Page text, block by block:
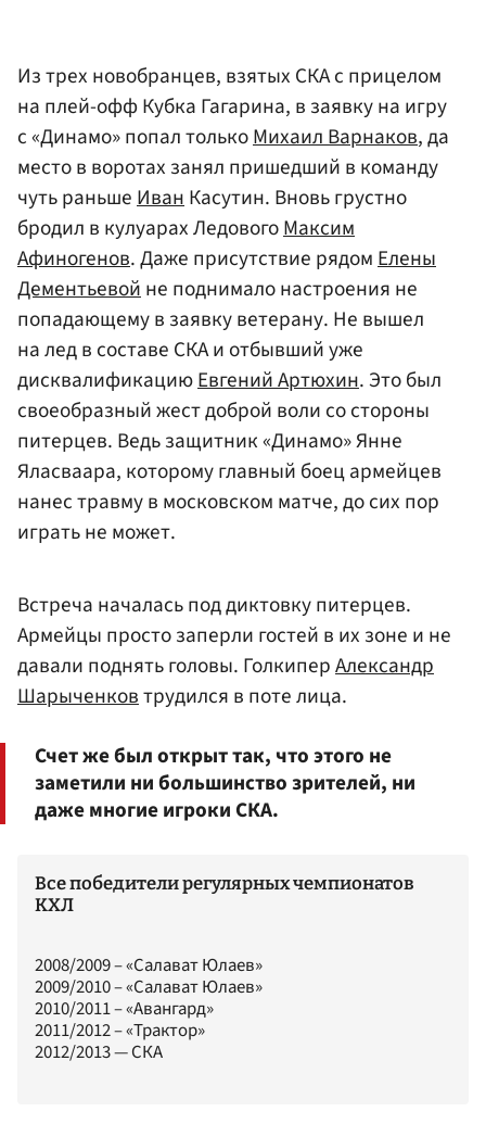
Из трех новобранцев, взятых СКА с прицелом
на плей-офф Кубка Гагарина, в заявку на игру
с «Динамо» попал толькоМихаил Варнаков, да
место в воротах занял пришедший в команду
чуть раньшеИванКасутин. Вновь грустно
бродил в кулуарах ЛедовогоМаксим
Афиногенов. Даже присутствие рядомЕлены
Дементьевойне поднимало настроения не
попадающему в заявку ветерану. Не вышел
на лед в составе СКА и отбывший уже
дисквалификациюЕвгений Артюхин. Это был
своеобразный жест доброй воли со стороны
питерцев. Ведь защитник «Динамо» Янне
Яласваара, которому главный боец армейцев
нанес травму в московском матче, до сих пор
играть не может.
Встреча началась под диктовку питерцев.
Армейцы просто заперли гостей в их зоне и не
давали поднять головы. ГолкиперАлександр
Шарыченковтрудился в поте лица.
Счет же был открыт так, что этого не
заметили ни большинство зрителей, ни
даже многие игроки СКА.
Все победители регулярных чемпионатов
КХЛ
2008/2009 – «Салават Юлаев»
2009/2010 – «Салават Юлаев»
2010/2011 – «Авангард»
2011/2012 – «Трактор»
2012/2013 — СКА